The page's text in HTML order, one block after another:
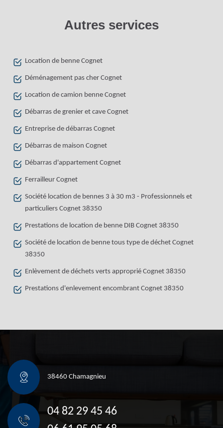
Autres services
Location de benne Cognet
Déménagement pas cher Cognet
Location de camion benne Cognet
Débarras de grenier et cave Cognet
Entreprise de débarras Cognet
Débarras de maison Cognet
Débarras d'appartement Cognet
Ferrailleur Cognet
Société location de bennes 3 à 30 m3 - Professionnels et
particuliers Cognet 38350
Prestations de location de benne DIB Cognet 38350
Société de location de benne tous type de déchet Cognet
38350
Enlèvement de déchets verts approprié Cognet 38350
Prestations d'enlevement encombrant Cognet 38350
38460 Chamagnieu
04 82 29 45 46